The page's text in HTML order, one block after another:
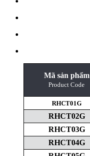
Mã sản phẩm
Product Code
RHCT01G
RHCT02G
RHCT03G
RHCT04G